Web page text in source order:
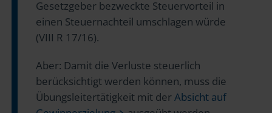
Gesetzgeber bezweckte Steuervorteil in
einen Steuernachteil umschlagen würde
(VIII R 17/16).
Aber: Damit die Verluste steuerlich
berücksichtigt werden können, muss die
Übungsleitertätigkeit mit derAbsicht auf